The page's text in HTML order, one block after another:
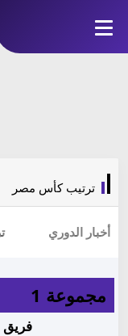
ترتيب كأس مصر
أخبار الدوري
مجموعة 1
فريق